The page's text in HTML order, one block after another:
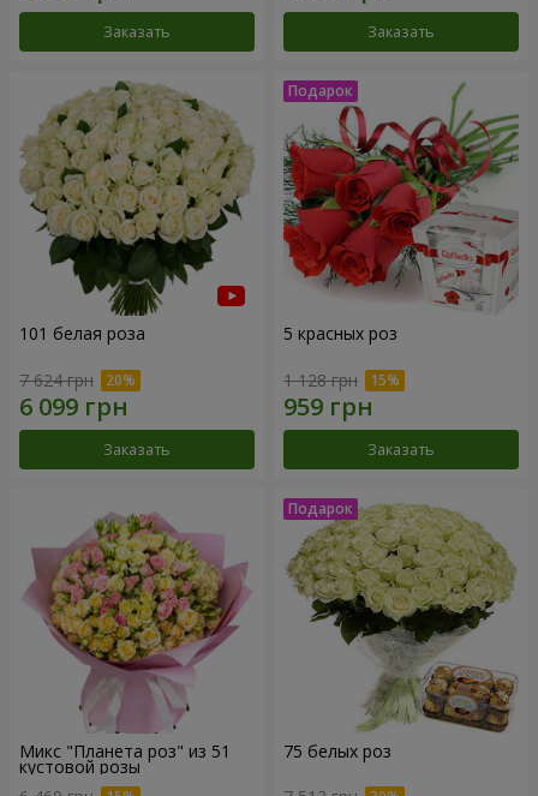
Заказать Заказать
101 белая роза
7 624 грн
Заказать
5 красных роз
1 128 грн
Заказать
Микс "Планета роз" из 51
кустовой розы
75 белых роз